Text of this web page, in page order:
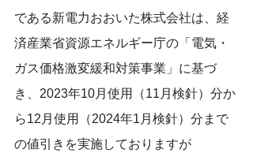
である新電力おおいた株式会社は、経
済産業省資源エネルギー庁の「電気・
ガス価格激変緩和対策事業」に基づ
き、2023年10月使用（11月検針）分か
ら12月使用（2024年1月検針）分まで
の値引きを実施しておりますが